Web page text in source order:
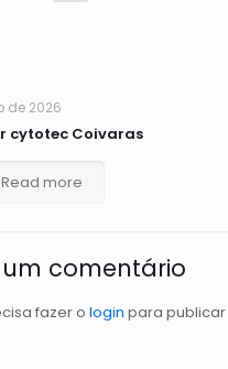
de 2026
cytotec Coivaras
Read more
um comentário
fazer o login para